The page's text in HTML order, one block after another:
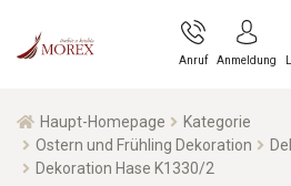
Anruf Anmeldung
Haupt-Homepage
Kategorie
Ostern und Frühling Dekoration
Dekoration Hase K1330/2